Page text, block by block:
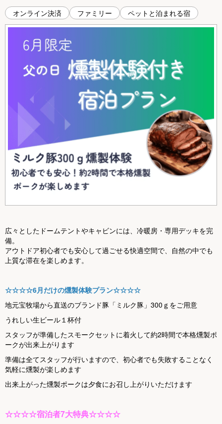
オンライン決済 ファミリー ペットと泊まれる宿
広々としたドームテントやキャビンには、冷暖房・専用デッキを完
備。
アウトドア初心者でも安心して過ごせる快適空間で、自然の中でも
上質な滞在を楽しめます。
☆☆☆☆6月だけの燻製体験プラン☆☆☆☆
地元宝牧場から直送のブランド豚「ミルク豚」300ｇをご用意
うれしい生ビール１杯付
スタッフが準備したスモークセットに着火して約2時間で本格燻製ポ
ークが出来上がります
準備は全てスタッフが行いますので、初心者でも失敗することなく
気軽に燻製が楽しめます
出来上がった燻製ポークは夕食にお召し上がりいただけます
☆☆☆☆宿泊者7大特典☆☆☆☆